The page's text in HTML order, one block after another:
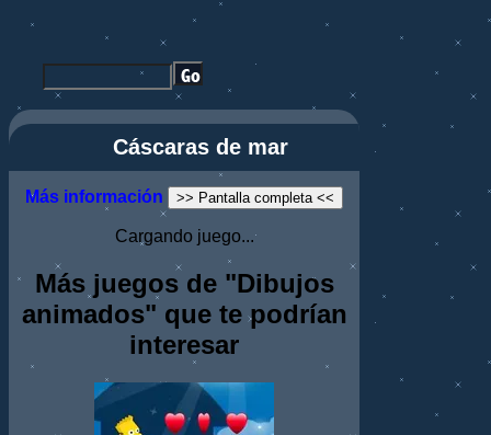
Cáscaras de mar
Más información >> Pantalla completa <<
Cargando juego...
Más juegos de "Dibujos
animados" que te podrían
interesar